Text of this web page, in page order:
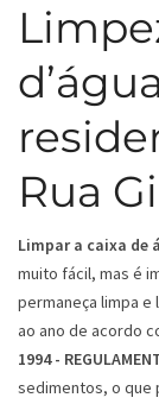
Rua
Limpar a caixa de
muito fácil, mas é
permaneça limpa e
ao ano de acordo
1994 -
sedimentos, o que